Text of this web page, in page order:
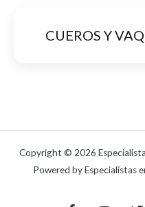
CUEROS Y
Copyright © 2026
Powered by Especialistas